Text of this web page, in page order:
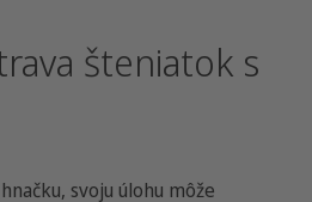
šteniatok s
svoju úlohu môže